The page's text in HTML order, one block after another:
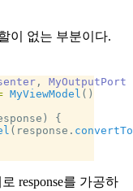
이 없는 부분이다.
, MyOutputPort
MyViewModel ()
{
(response.
response를 가공하